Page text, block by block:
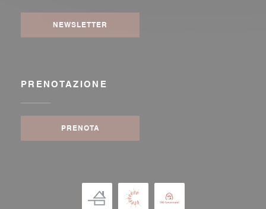
NEWSLETTER
PRENOTAZIONE
PRENOTA